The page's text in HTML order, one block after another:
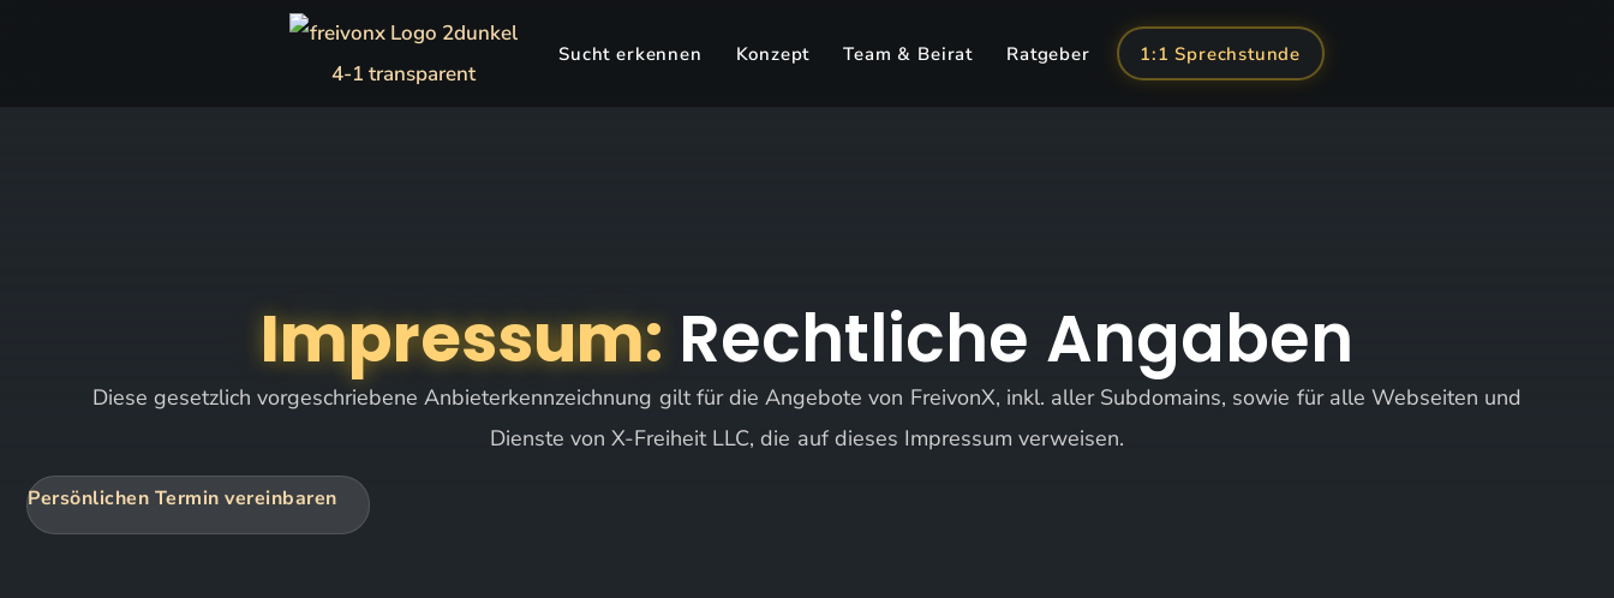
Sucht erkennen Konzept Team & Beirat Ratgeber 1:1 Sprechstunde
Impressum: Rechtliche Angaben
Diese gesetzlich vorgeschriebene Anbieterkennzeichnung gilt für die Angebote von FreivonX, inkl. aller Subdomains, sowie für alle Webseiten und
Dienste von X-Freiheit LLC, die auf dieses Impressum verweisen.
Persönlichen Termin vereinbaren